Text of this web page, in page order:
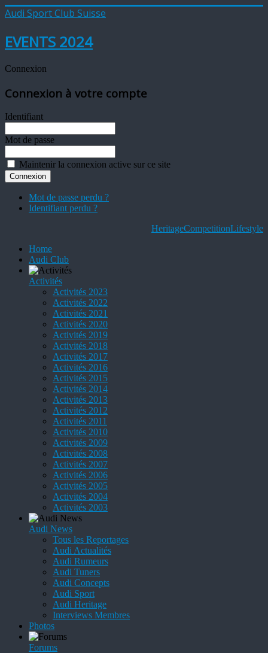
Audi Sport Club Suisse
EVENTS 2024
Connexion
Connexion à votre compte
Identifiant
Mot de passe
Maintenir la connexion active sur ce site
Mot de passe perdu ?
Identifiant perdu ?
HeritageCompetitionLifestyle
Home
Audi Club
Activités
Activités 2023
Activités 2022
Activités 2021
Activités 2020
Activités 2019
Activités 2018
Activités 2017
Activités 2016
Activités 2015
Activités 2014
Activités 2013
Activités 2012
Activités 2011
Activités 2010
Activités 2009
Activités 2008
Activités 2007
Activités 2006
Activités 2005
Activités 2004
Activités 2003
Audi News
Tous les Reportages
Audi Actualités
Audi Rumeurs
Audi Tuners
Audi Concepts
Audi Sport
Audi Heritage
Interviews Membres
Photos
Forums